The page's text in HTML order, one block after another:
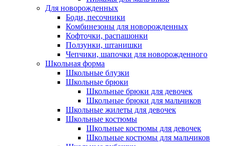
Для новорожденных
Боди, песочники
Комбинезоны для новорожденных
Кофточки, распашонки
Ползунки, штанишки
Чепчики, шапочки для новорожденного
Школьная форма
Школьные блузки
Школьные брюки
Школьные брюки для девочек
Школьные брюки для мальчиков
Школьные жилеты для девочек
Школьные костюмы
Школьные костюмы для девочек
Школьные костюмы для мальчиков